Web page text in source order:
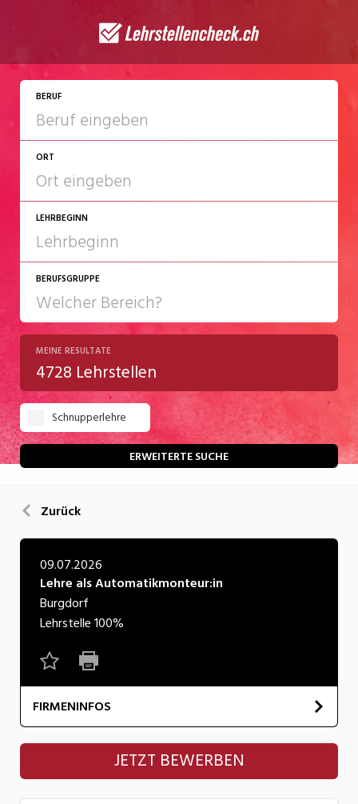
BERUF
ORT
LEHRBEGINN
2027
2028
BERUFSGRUPPE
Chemie/Pharma
Gastgewerbe
Gesundheit/Pflege/Soziales
Handwerk/Technik
Kultur
Natur
Verkehr/Logistik
Wirtschaft/Verwaltung
MEINE RESULTATE
4728 Lehrstellen
Schnupperlehre
ERWEITERTE SUCHE
Zurück
09.07.2026
Lehre als Automatikmonteur:in
Burgdorf
Lehrstelle100%
FIRMENINFOS
RONDO Burgdorf AG
JETZT BEWERBEN